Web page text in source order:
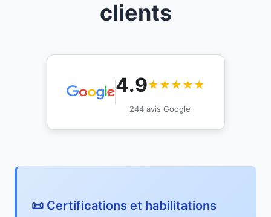
clients
4.9★★★★★
244 avis Google
📜 Certifications et habilitations